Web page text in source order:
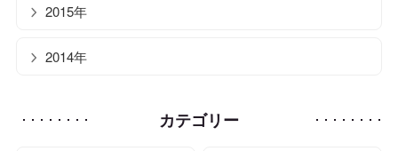
2015年
2014年
カテゴリー